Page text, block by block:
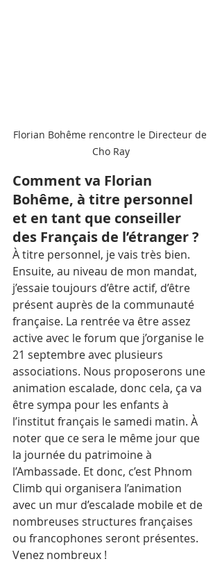
Florian Bohême rencontre le Directeur de
Cho Ray
Comment va Florian
Bohême, à titre personnel
et en tant que conseiller
des Français de l’étranger ?
À titre personnel, je vais très bien.
Ensuite, au niveau de mon mandat,
j’essaie toujours d’être actif, d’être
présent auprès de la communauté
française. La rentrée va être assez
active avec le forum que j’organise le
21 septembre avec plusieurs
associations. Nous proposerons une
animation escalade, donc cela, ça va
être sympa pour les enfants à
l’institut français le samedi matin. À
noter que ce sera le même jour que
la journée du patrimoine à
l’Ambassade. Et donc, c’est Phnom
Climb qui organisera l’animation
avec un mur d’escalade mobile et de
nombreuses structures françaises
ou francophones seront présentes.
Venez nombreux !